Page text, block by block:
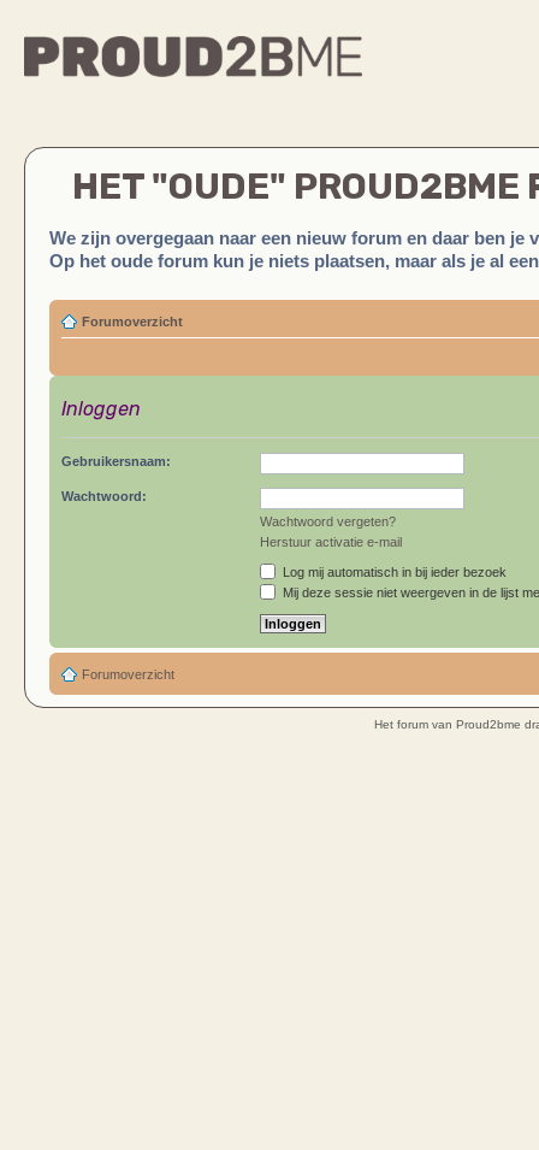
HET "OUDE" PROUD2BME
We zijn overgegaan naar een nieuw forum en daar ben je
Op het oude forum kun je niets plaatsen, maar als je al
Forumoverzicht
Inloggen
Gebruikersnaam:
Wachtwoord:
Wachtwoord vergeten?
Herstuur activatie e-mail
Log mij automatisch in bij ieder bezoek
Mij deze sessie niet weergeven in de lijst
Forumoverzicht
Het forum van Proud2bme